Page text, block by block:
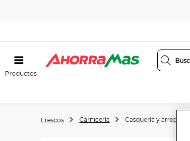
Productos
Frescos Carnicería Casquería y arreglos